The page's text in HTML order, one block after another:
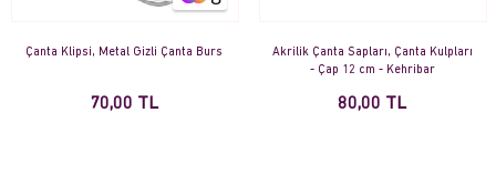
Çanta Klipsi, Metal Gizli Çanta Burs
70,00 TL
Akrilik Çanta Sapları, Çanta Kulpları
- Çap 12 cm - Kehribar
80,00 TL